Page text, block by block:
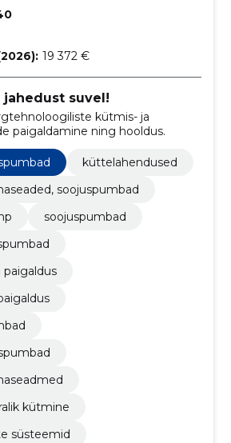
19 372 €
suvel!
kütmis- ja
paigaldamine ning hooldus.
küttelahendused
soojuspumbad
soojuspumbad
paigaldus
kütmine
süsteemid